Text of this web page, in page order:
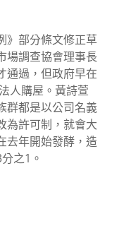
》部分條文修正草
場調查協會理事長
通過，但政府早在
人購屋。黃詩萱
群都是以公司名義
為許可制，就會大
去年開始發酵，造
之1。